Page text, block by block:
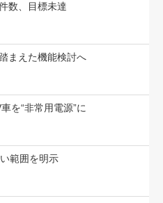
数、目標未達
まえた機能検討へ
を“非常用電源”に
範囲を明示